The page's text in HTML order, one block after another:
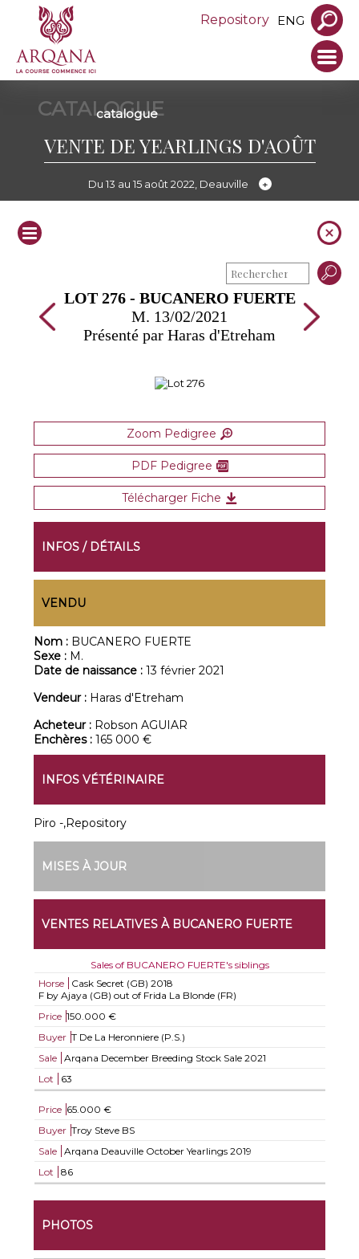
Repository ENG
CATALOGUE
catalogue
VENTE DE YEARLINGS D'AOÛT
Du 13 au 15 août 2022, Deauville
LOT 276 - BUCANERO FUERTE
M. 13/02/2021
Présenté par Haras d'Etreham
Zoom Pedigree
PDF Pedigree
Télécharger Fiche
INFOS / DÉTAILS
VENDU
Nom : BUCANERO FUERTE
Sexe : M.
Date de naissance :13 février 2021
Vendeur : Haras d'Etreham
Acheteur : Robson AGUIAR
Enchères :165 000 €
INFOS VÉTÉRINAIRE
Piro -,Repository
MISES À JOUR
VENTES RELATIVES À BUCANERO FUERTE
Sales of BUCANERO FUERTE's siblings
Horse
Cask Secret (GB) 2018
F by Ajaya (GB) out of Frida La Blonde (FR)
Price 150.000 €
Buyer T De La Heronniere (P.S.)
Sale
Arqana December Breeding Stock Sale 2021
Lot
63
Price 65.000 €
Buyer Troy Steve BS
Sale
Arqana Deauville October Yearlings 2019
Lot
86
PHOTOS